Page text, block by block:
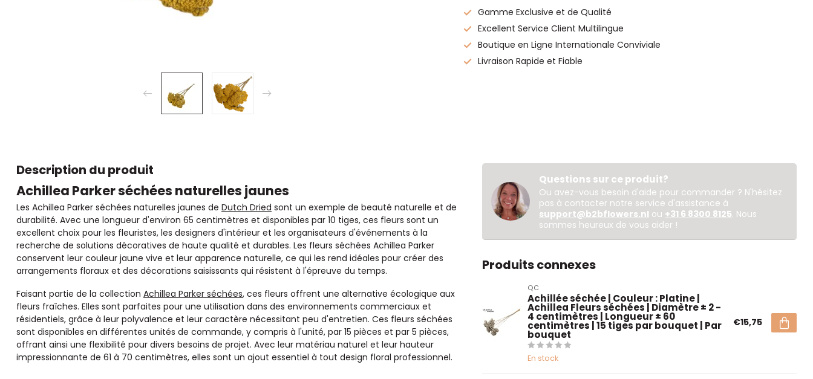
Gamme Exclusive et de Qualité
Excellent Service Client Multilingue
Boutique en Ligne Internationale Conviviale
Livraison Rapide et Fiable
Description du produit
Achillea Parker séchées naturelles jaunes
Les Achillea Parker séchées naturelles jaunes de Dutch Dried sont un exemple de beauté naturelle et de
durabilité. Avec une longueur d'environ 65 centimètres et disponibles par 10 tiges, ces fleurs sont un
excellent choix pour les fleuristes, les designers d'intérieur et les organisateurs d'événements à la
recherche de solutions décoratives de haute qualité et durables. Les fleurs séchées Achillea Parker
conservent leur couleur jaune vive et leur apparence naturelle, ce qui les rend idéales pour créer des
arrangements floraux et des décorations saisissants qui résistent à l'épreuve du temps.
Faisant partie de la collection Achillea Parker séchées, ces fleurs offrent une alternative écologique aux
fleurs fraîches. Elles sont parfaites pour une utilisation dans des environnements commerciaux et
résidentiels, grâce à leur polyvalence et leur caractère nécessitant peu d'entretien. Ces fleurs séchées
sont disponibles en différentes unités de commande, y compris à l'unité, par 15 pièces et par 5 pièces,
offrant ainsi une flexibilité pour divers besoins de projet. Avec leur matériau naturel et leur hauteur
impressionnante de 61 à 70 centimètres, elles sont un ajout essentiel à tout design floral professionnel.
Questions sur ce produit?
Ou avez-vous besoin d'aide pour commander ? N'hésitez
pas à contacter notre service d'assistance à
support@b2bflowers.nl ou +31 6 8300 8125. Nous
sommes heureux de vous aider !
Produits connexes
QC
Achillée séchée | Couleur : Platine |
Achillea Fleurs séchées | Diamètre ± 2 -
4 centimètres | Longueur ± 60
centimètres | 15 tiges par bouquet | Par
bouquet
En stock
€15,75